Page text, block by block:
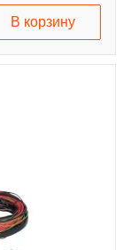
В корзину